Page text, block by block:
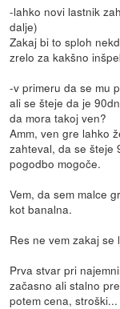
-lahko novi lastnik
dalje)
Zakaj bi to sploh
zrelo za kakšno
-v primeru da se mu
ali se šteje da je
da mora takoj ven?
Amm, ven gre lahko
zahteval, da se šteje
pogodbo mogoče.
Vem, da sem malce
kot banalna.
Res ne vem zakaj
Prva stvar pri
začasno ali stalno
potem cena, stroški...